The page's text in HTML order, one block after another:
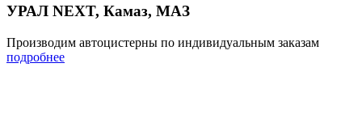
УРАЛ NEXT, Камаз, МАЗ
Производим автоцистерны по индивидуальным заказам
подробнее